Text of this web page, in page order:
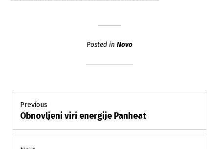
Posted in Novo
Post
navigation
Previous
Previous
Obnovljeni viri energije Panheat